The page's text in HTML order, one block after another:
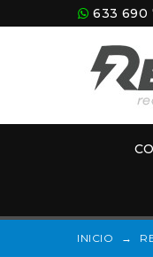
633 690
INICIO →